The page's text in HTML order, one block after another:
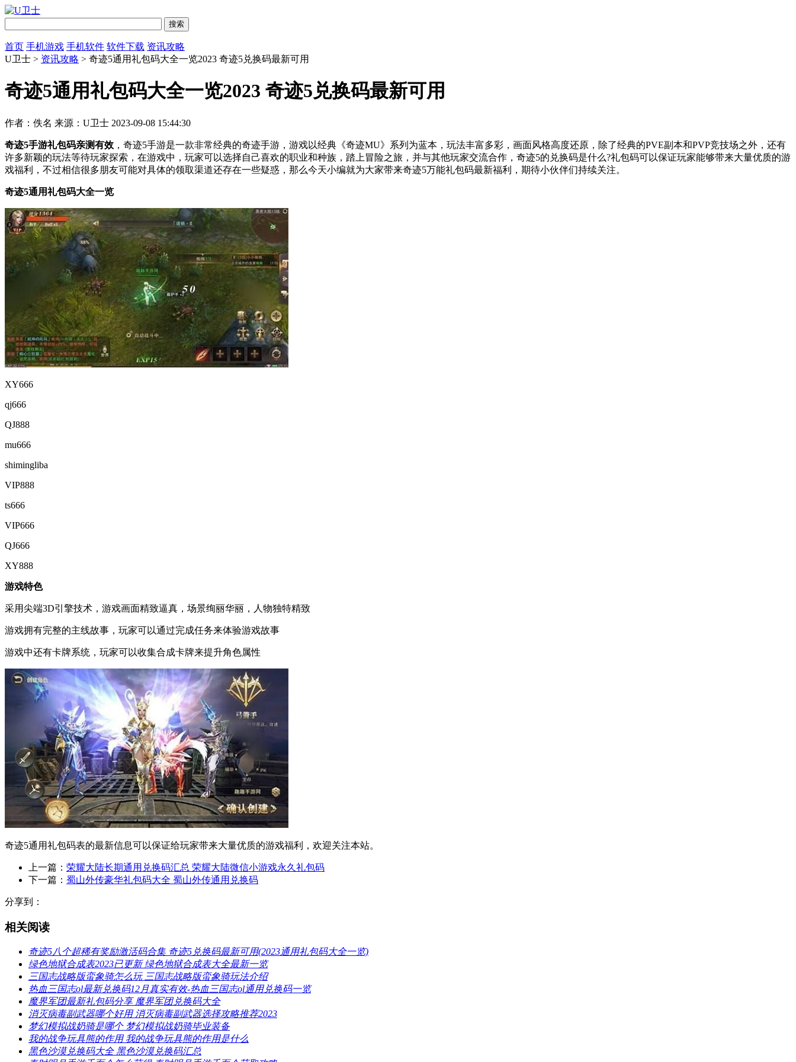
首页 手机游戏 手机软件 软件下载 资讯攻略
U卫士 > 资讯攻略 > 奇迹5通用礼包码大全一览2023 奇迹5兑换码最新可用
奇迹5通用礼包码大全一览2023 奇迹5兑换码最新可用
作者：佚名 来源：U卫士 2023-09-08 15:44:30
奇迹5手游礼包码亲测有效 ，奇迹5手游是一款非常经典的奇迹手游，游戏以经典《奇迹MU》系列为蓝本，玩法丰富多彩，画面风格高度还原，除了经典的PVE副本和PVP竞技场之外，还有
许多新颖的玩法等待玩家探索，在游戏中，玩家可以选择自己喜欢的职业和种族，踏上冒险之旅，并与其他玩家交流合作，奇迹5的兑换码是什么?礼包码可以保证玩家能够带来大量优质的游
戏福利，不过相信很多朋友可能对具体的领取渠道还存在一些疑惑，那么今天小编就为大家带来奇迹5万能礼包码最新福利，期待小伙伴们持续关注。
奇迹5通用礼包码大全一览
XY666
qj666
QJ888
mu666
shimingliba
VIP888
ts666
VIP666
QJ666
XY888
游戏特色
采用尖端3D引擎技术，游戏画面精致逼真，场景绚丽华丽，人物独特精致
游戏拥有完整的主线故事，玩家可以通过完成任务来体验游戏故事
游戏中还有卡牌系统，玩家可以收集合成卡牌来提升角色属性
奇迹5通用礼包码表的最新信息可以保证给玩家带来大量优质的游戏福利，欢迎关注本站。
上一篇： 荣耀大陆长期通用兑换码汇总 荣耀大陆微信小游戏永久礼包码
下一篇： 蜀山外传豪华礼包码大全 蜀山外传通用兑换码
分享到：
相关阅读
奇迹5八个超稀有奖励激活码合集 奇迹5兑换码最新可用(2023通用礼包码大全一览)
绿色地狱合成表2023已更新 绿色地狱合成表大全最新一览
三国志战略版蛮象骑怎么玩 三国志战略版蛮象骑玩法介绍
热血三国志ol最新兑换码12月真实有效-热血三国志ol通用兑换码一览
魔界军团最新礼包码分享 魔界军团兑换码大全
消灭病毒副武器哪个好用 消灭病毒副武器选择攻略推荐2023
梦幻模拟战奶骑是哪个 梦幻模拟战奶骑毕业装备
我的战争玩具熊的作用 我的战争玩具熊的作用是什么
黑色沙漠兑换码大全 黑色沙漠兑换码汇总